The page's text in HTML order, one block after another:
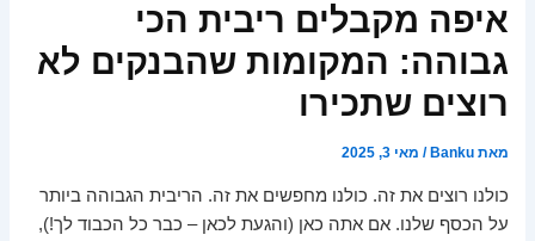
איפה מקבלים ריבית הכי
גבוהה: המקומות שהבנקים לא
רוצים שתכירו
מאתBanku
/ מאי 3, 2025
כולנו רוצים את זה. כולנו מחפשים את זה. הריבית הגבוהה ביותר
על הכסף שלנו. אם אתה כאן (והגעת לכאן – כבר כל הכבוד לך!),